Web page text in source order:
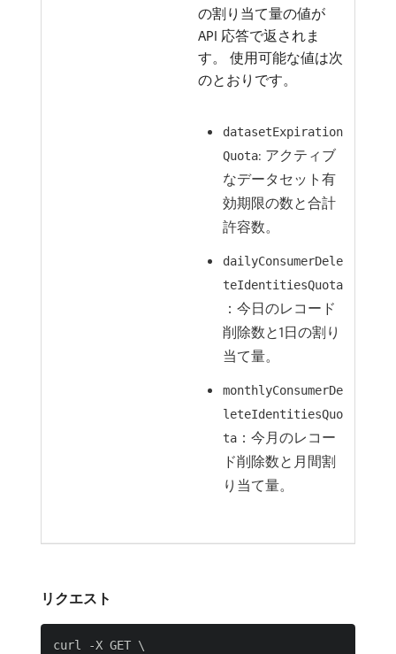
の割り当て量の値が
API 応答で返されま
す。 使用可能な値は次
のとおりです。
datasetExpiration
Quota: アクティブ
なデータセット有
効期限の数と合計
許容数。
dailyConsumerDele
teIdentitiesQuota
：今日のレコード
削除数と1日の割り
当て量。
monthlyConsumerDe
leteIdentitiesQuo
ta ：今月のレコー
ド削除数と月間割
り当て量。
リクエスト
curl -X GET \